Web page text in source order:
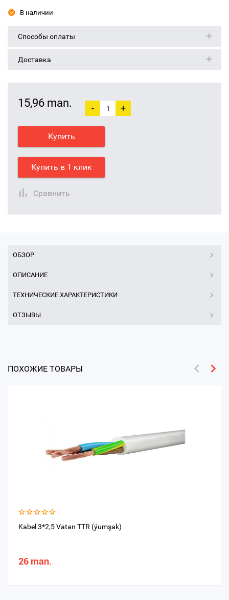
В наличии
Способы оплаты
Доставка
15,96 man. - +
Купить
Купить в 1 клик
Сравнить
ОБЗОР
ОПИСАНИЕ
ТЕХНИЧЕСКИЕ ХАРАКТЕРИСТИКИ
ОТЗЫВЫ
ПОХОЖИЕ ТОВАРЫ
Kabel 3*2,5 Vatan TTR (ýumşak)
26 man.